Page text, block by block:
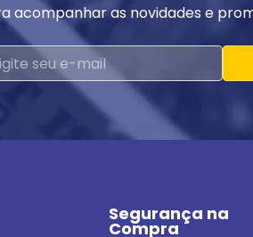
acompanhar as novidades e
Segurança na
Compra